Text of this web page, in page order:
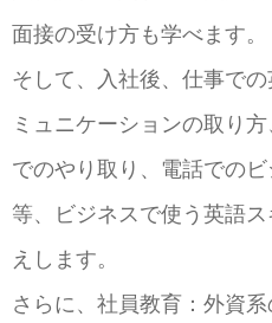
面接の受け方も学べます
そして、入社後、仕事で
ミュニケーションの取り
でのやり取り、電話での
等、ビジネスで使う英語
えします。
さらに、社員教育：外資